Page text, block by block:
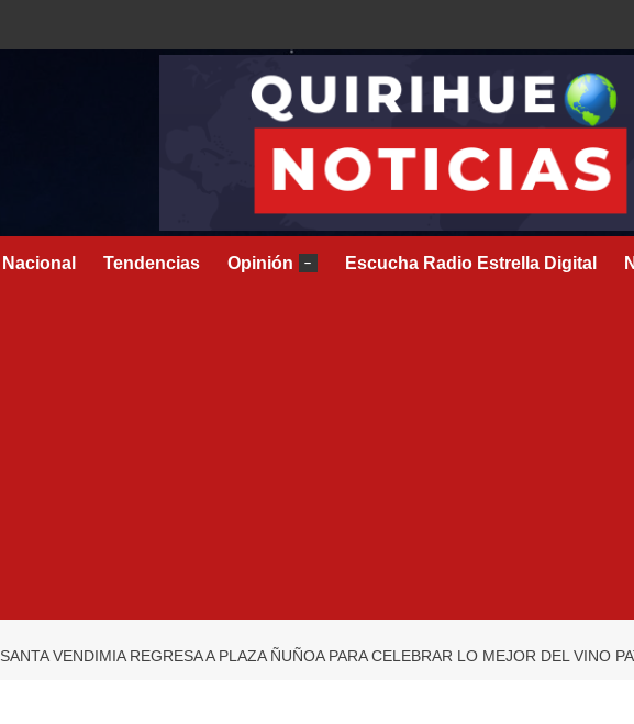
Nacional Tendencias Opinión – Escucha Radio Estrella Digital
SANTA VENDIMIA REGRESA A PLAZA ÑUÑOA PARA CELEBRAR LO MEJOR DEL VINO